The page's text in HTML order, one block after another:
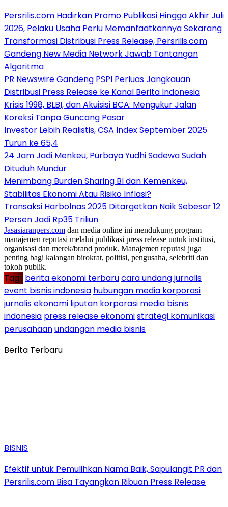
Persrilis.com Hadirkan Promo Publikasi Hingga Akhir Juli
2026, Pelaku Usaha Perlu Memanfaatkannya Sekarang
Transformasi Distribusi Press Release, Persrilis.com
Gandeng New Media Network Jawab Tantangan
Algoritma
PR Newswire Gandeng PSPI Perluas Jangkauan
Distribusi Press Release ke Kanal Berita Indonesia
Krisis 1998, BLBI, dan Akuisisi BCA: Mengukur Jalan
Koreksi Tanpa Guncang Pasar
Investor Lebih Realistis, CSA Index September 2025
Turun ke 65,4
24 Jam Jadi Menkeu, Purbaya Yudhi Sadewa Sudah
Dituduh Mundur
Menimbang Burden Sharing BI dan Kemenkeu,
Stabilitas Ekonomi Atau Risiko Inflasi?
Transaksi Harbolnas 2025 Ditargetkan Naik Sebesar 12
Persen Jadi Rp35 Triliun
Jasasiaranpers.com dan media online ini mendukung program
manajemen reputasi melalui publikasi press release untuk institusi,
organisasi dan merek/brand produk. Manajemen reputasi juga
penting bagi kalangan birokrat, politisi, pengusaha, selebriti dan
tokoh publik.
Tag : berita ekonomi terbarucara undang jurnalis
event bisnis indonesia hubungan media korporasi
jurnalis ekonomi liputan korporasi media bisnis
indonesia press release ekonomistrategi komunikasi
perusahaanundangan media bisnis
Berita Terbaru
BISNIS
Efektif untuk Pemulihkan Nama Baik, Sapulangit PR dan
Persrilis.com Bisa Tayangkan Ribuan Press Release